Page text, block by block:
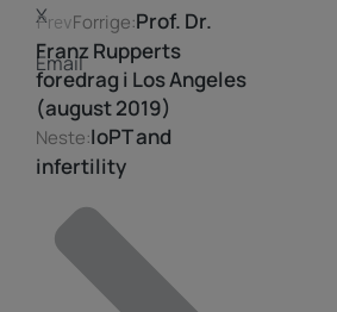
X
Email
PrevForrige:Prof. Dr.
Franz Rupperts
foredrag i Los Angeles
(august 2019)
Neste:IoPT and
infertility